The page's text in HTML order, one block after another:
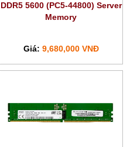
DDR5 5600 (PC5-44800) Server
Memory
Giá: 9,680,000 VNĐ